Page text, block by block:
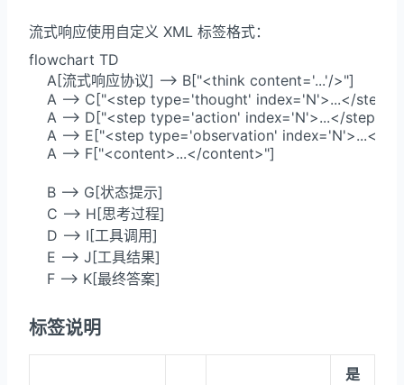
流式响应使用自定义 XML 标签格式：
flowchart TD
    A[流式响应协议] --> B["<think content='...'/>"]
A --> C["<step type='thought' index='N'>...</
    A --> D["<step type='action' index='N'>...</step>"]
A --> E["<step type='observation' index='N'>...</
    A --> F["<content>...</content>"]
    B --> G[状态提示]
    C --> H[思考过程]
    D --> I[工具调用]
    E --> J[工具结果]
    F --> K[最终答案]
标签说明
是